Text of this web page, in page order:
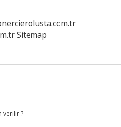
Sitemap
verilir ?